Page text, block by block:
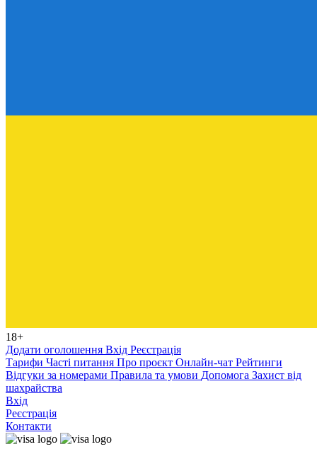
18+
Додати оголошення Вхід Реєстрація
Тарифи Часті питання Про проєкт Онлайн-чат Рейтинги
Відгуки за номерами Правила та умови Допомога Захист від
шахрайства
Вхід
Реєстрація
Контакти